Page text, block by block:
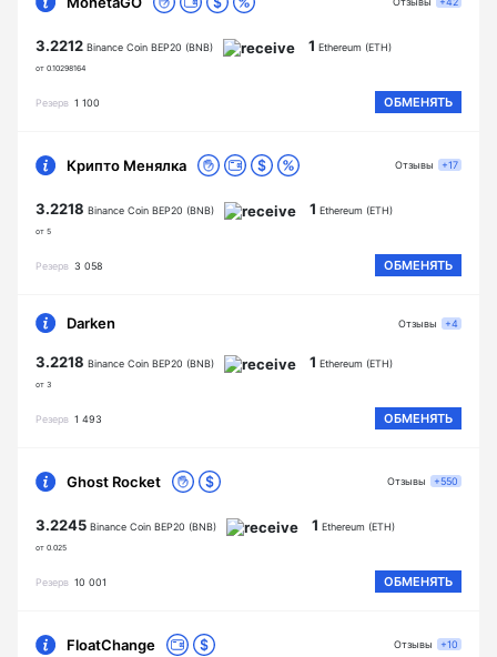
3.2212 Binance Coin BEP20 (BNB)
от 0.10298164
1 Ethereum (ETH)
Резерв 1 100 ОБМЕНЯТЬ
Крипто Менялка
3.2218 Binance Coin BEP20 (BNB)
от 5
1 Ethereum (ETH)
Резерв 3 058 ОБМЕНЯТЬ
Отзывы +17
Darken
3.2218 Binance Coin BEP20 (BNB)
от 3
1 Ethereum (ETH)
Резерв 1 493 ОБМЕНЯТЬ
Отзывы +4
Ghost Rocket
3.2245 Binance Coin BEP20 (BNB)
от 0.025
1 Ethereum (ETH)
Резерв 10 001 ОБМЕНЯТЬ
Отзывы +550
FloatChange Отзывы +10